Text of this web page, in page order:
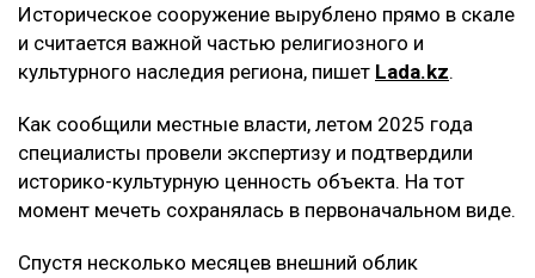
Историческое сооружение вырублено прямо в скале
и считается важной частью религиозного и
культурного наследия региона, пишет Lada.kz.
Как сообщили местные власти, летом 2025 года
специалисты провели экспертизу и подтвердили
историко-культурную ценность объекта. На тот
момент мечеть сохранялась в первоначальном виде.
Спустя несколько месяцев внешний облик